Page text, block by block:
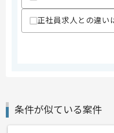
・ク
歓迎ス
・シ
正社員求人との違い
条件が似ている案件